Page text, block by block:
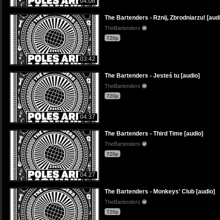
03:42
The Bartenders - Rżnij, Zbrodniarzu!
TheBartenders
720p
04:37
The Bartenders - Jesteś tu [audio]
TheBartenders
720p
04:27
The Bartenders - Third Time [audio]
TheBartenders
720p
The Bartenders - Monkeys' Club [audio]
TheBartenders
720p